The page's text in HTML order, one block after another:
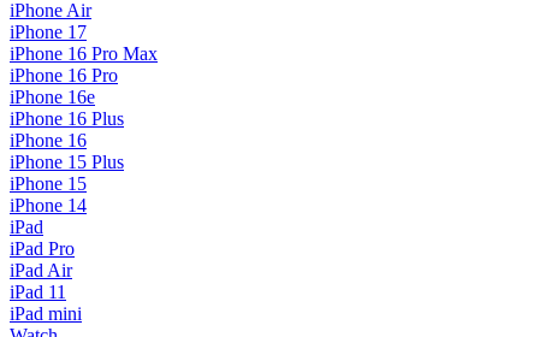
iPhone Air
iPhone 17
iPhone 16 Pro Max
iPhone 16 Pro
iPhone 16e
iPhone 16 Plus
iPhone 16
iPhone 15 Plus
iPhone 15
iPhone 14
iPad
iPad Pro
iPad Air
iPad 11
iPad mini